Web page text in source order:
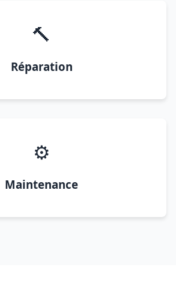
🔨
Réparation
⚙️
Maintenance